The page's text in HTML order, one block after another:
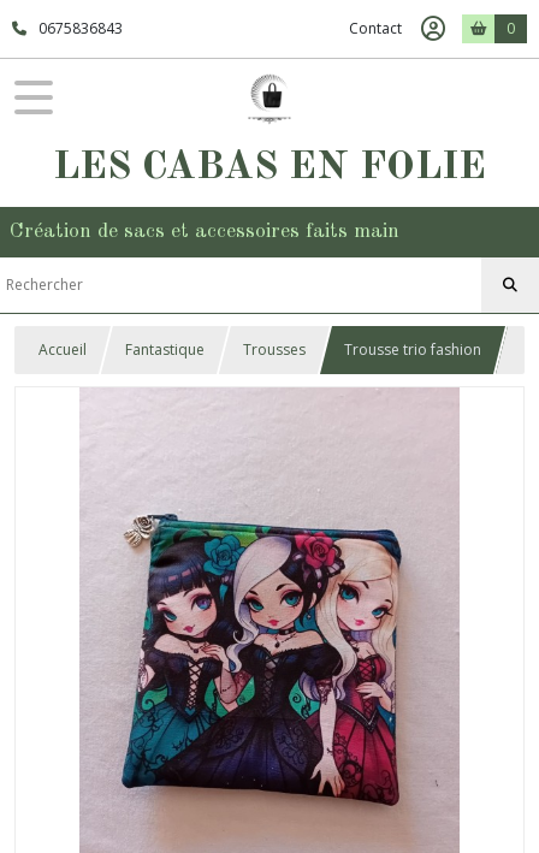
0675836843 Contact 0
LES CABAS EN FOLIE
Création de sacs et accessoires faits main
Accueil Fantastique Trousses Trousse trio fashion